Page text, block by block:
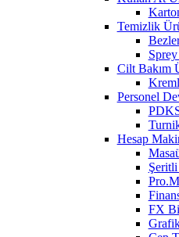
Temizlik
Cilt Bakım
Personel
Hesap
FX